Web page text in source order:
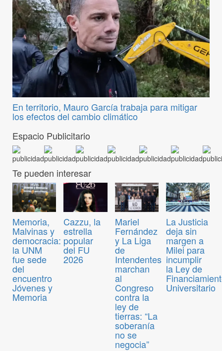
En territorio, Mauro García trabaja para mitigar
los efectos del cambio climático
Espacio Publicitario
Te pueden interesar
Memoria,
Malvinas y
democracia:
la UNM
fue sede
del
encuentro
Jóvenes y
Memoria
Cazzu, la
estrella
popular
del FU
2026
Mariel
Fernández
y La Liga
de
Intendentes
marchan
al
Congreso
contra la
ley de
tierras: “La
soberanía
no se
negocia”
La Justicia
deja sin
margen a
Milei para
incumplir
la Ley de
Universitario